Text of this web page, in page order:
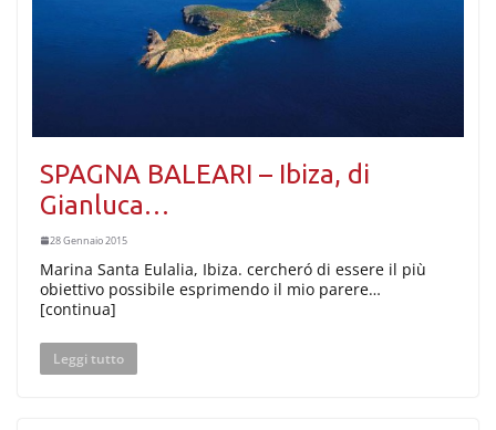
SPAGNA BALEARI – Ibiza, di
Gianluca…
28 Gennaio 2015
Marina Santa Eulalia, Ibiza. cercheró di essere il più
obiettivo possibile esprimendo il mio parere…
[continua]
Leggi tutto